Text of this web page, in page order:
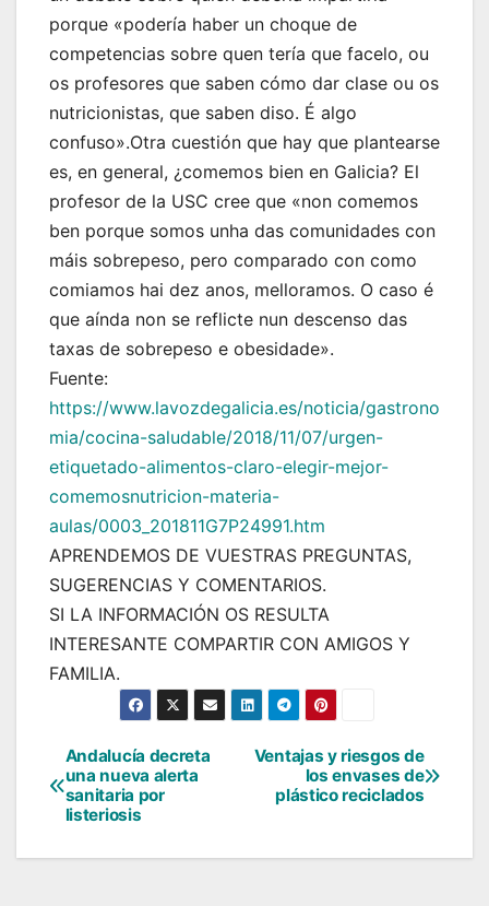
porque «podería haber un choque de
competencias sobre quen tería que facelo, ou
os profesores que saben cómo dar clase ou os
nutricionistas, que saben diso. É algo
confuso».Otra cuestión que hay que plantearse
es, en general, ¿comemos bien en Galicia? El
profesor de la USC cree que «non comemos
ben porque somos unha das comunidades con
máis sobrepeso, pero comparado con como
comiamos hai dez anos, melloramos. O caso é
que aínda non se reflicte nun descenso das
taxas de sobrepeso e obesidade».
Fuente:
https://www.lavozdegalicia.es/noticia/gastrono
mia/cocina-saludable/2018/11/07/urgen-
etiquetado-alimentos-claro-elegir-mejor-
comemosnutricion-materia-
aulas/0003_201811G7P24991.htm
APRENDEMOS DE VUESTRAS PREGUNTAS,
SUGERENCIAS Y COMENTARIOS.
SI LA INFORMACIÓN OS RESULTA
INTERESANTE COMPARTIR CON AMIGOS Y
FAMILIA.
Navegación
de
entradas
Ventajas y riesgos de
los envases de
plástico reciclados
Andalucía decreta
una nueva alerta
sanitaria por
listeriosis